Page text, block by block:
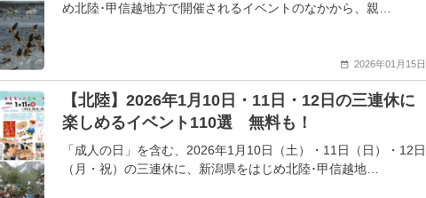
め北陸･甲信越地方で開催されるイベントのなかから、親…
2026年01月15日
【北陸】2026年1月10日・11日・12日の三連休に
楽しめるイベント110選 無料も！
「成人の日」を含む、2026年1月10日（土）・11日（日）・12日
（月・祝）の三連休に、新潟県をはじめ北陸･甲信越地…